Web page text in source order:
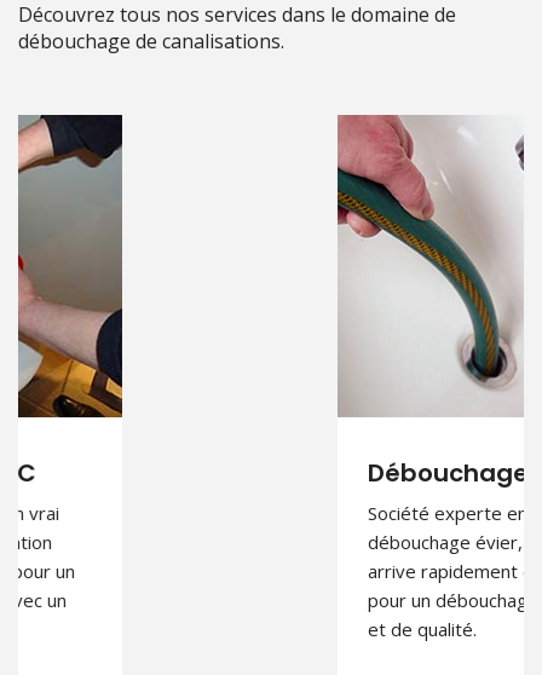
Découvrez tous nos services dans le domaine de
débouchage de canalisations.
débouchage évier, Un artisan
arrive rapidement chez vous
pour un débouchage pas cher